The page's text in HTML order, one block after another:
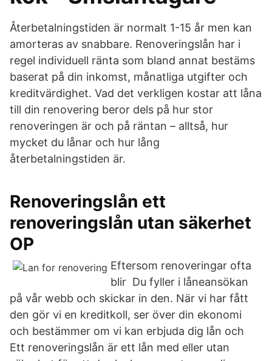
Återbetalningstiden är normalt 1-15 år men kan
amorteras av snabbare. Renoveringslån har i
regel individuell ränta som bland annat bestäms
baserat på din inkomst, månatliga utgifter och
kreditvärdighet. Vad det verkligen kostar att låna
till din renovering beror dels på hur stor
renoveringen är och på räntan – alltså, hur
mycket du lånar och hur lång
återbetalningstiden är.
Renoveringslån ett
renoveringslån utan säkerhet
OP
Eftersom renoveringar ofta
blir Du fyller i låneansökan
på vår webb och skickar in den. När vi har fått
den gör vi en kreditkoll, ser över din ekonomi
och bestämmer om vi kan erbjuda dig lån och
Ett renoveringslån är ett lån med eller utan